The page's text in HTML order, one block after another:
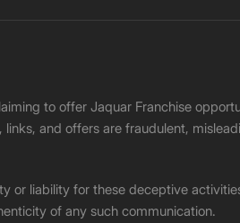
to offer Jaquar Franchise
and offers are fraudulent,
liability for these deceptive
of any such communication.